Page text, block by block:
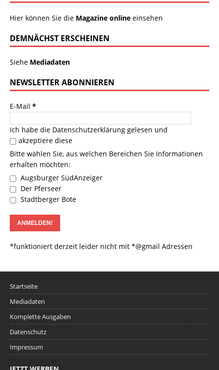
Hier können Sie die Magazine online einsehen
DEMNÄCHST ERSCHEINEN
Siehe Mediadaten
NEWSLETTER ABONNIEREN
E-Mail *
Ich habe die Datenschutzerklärung gelesen und
akzeptiere diese
Bitte wählen Sie, aus welchen Bereichen Sie Informationen
erhalten möchten:
Augsburger SüdAnzeiger
Der Pferseer
Stadtberger Bote
*funktioniert derzeit leider nicht mit *@gmail Adressen
Startseite
Mediadaten
Komplette Ausgaben
Datenschutz
Impressum